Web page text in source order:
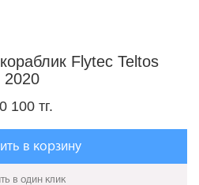
Flytec Teltos
2020
100 тг.
в корзину
в один клик